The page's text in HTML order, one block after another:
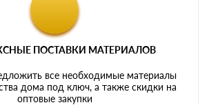
ПОСТАВКИ МАТЕРИАЛОВ
все необходимые материалы
дома под ключ, а также скидки на
оптовые закупки